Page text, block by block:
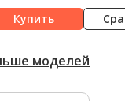
моделей